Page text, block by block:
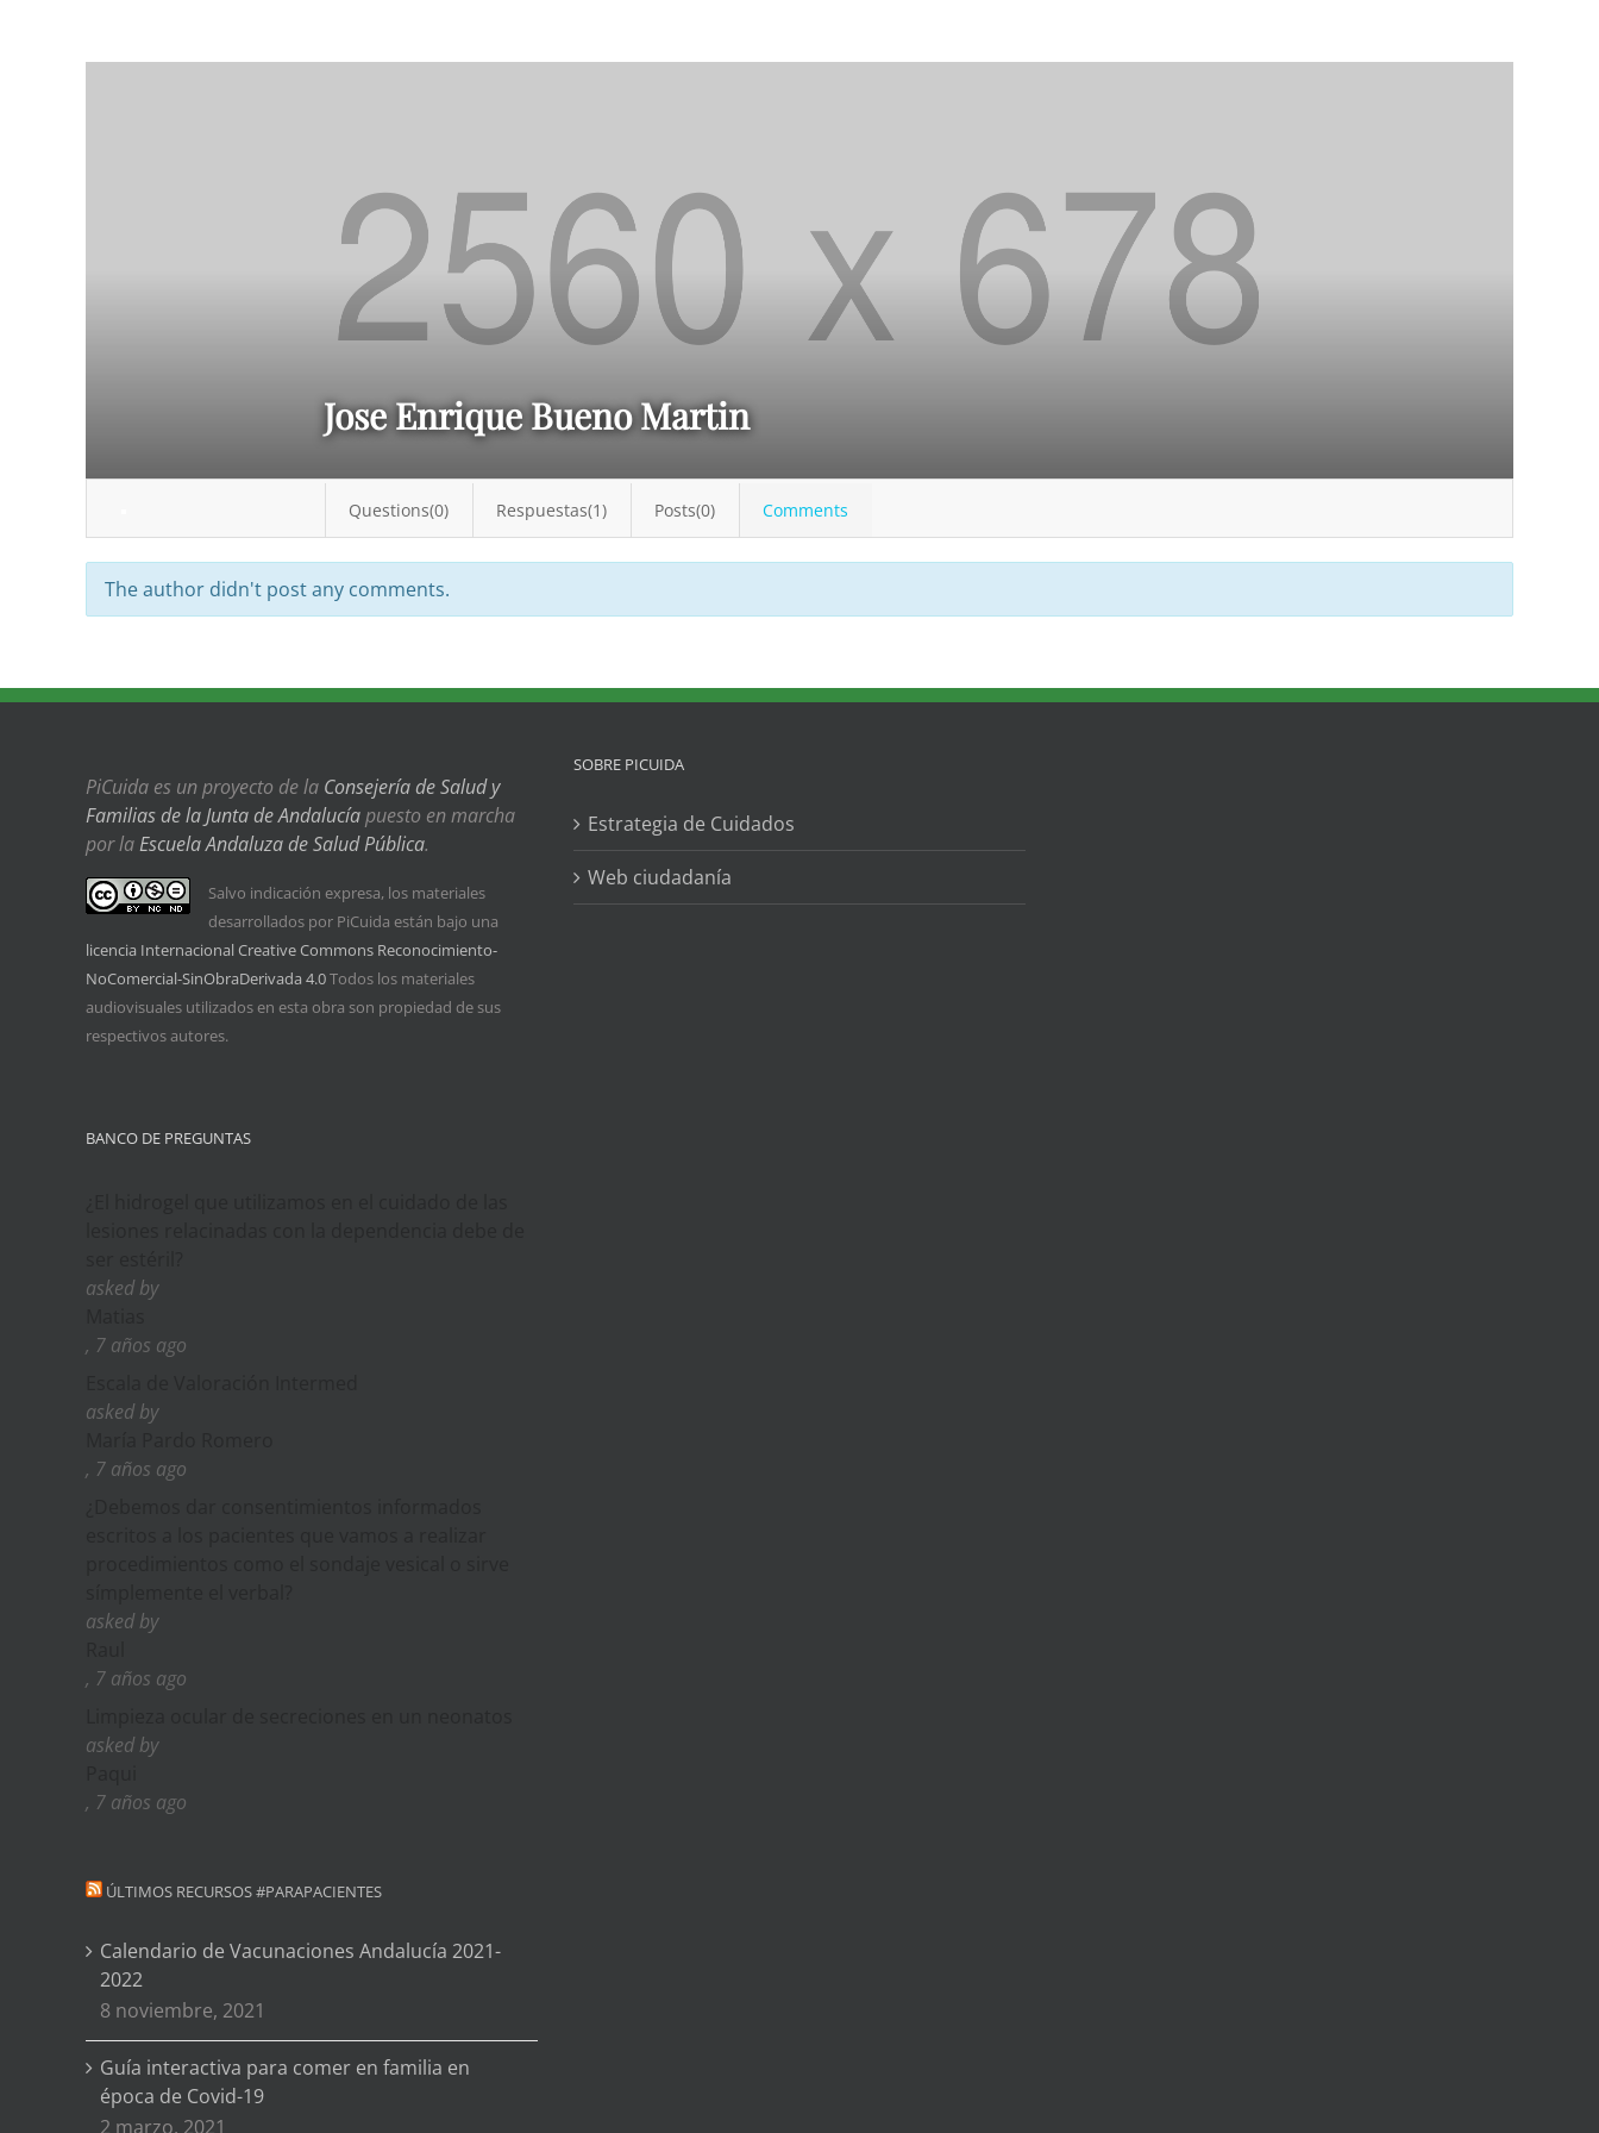
Jose Enrique Bueno Martin
Questions(0) Respuestas(1) Posts(0) Comments
The author didn't post any comments.
PiCuida es un proyecto de la Consejería de Salud y
Familias de la Junta de Andalucíapuesto en marcha
por laEscuela Andaluza de Salud Pública.
Salvo indicación expresa, los materiales
desarrollados por PiCuida están bajo una
licencia Internacional Creative Commons Reconocimiento-
NoComercial-SinObraDerivada 4.0Todos los materiales
audiovisuales utilizados en esta obra son propiedad de sus
respectivos autores.
BANCO DE PREGUNTAS
asked by
, 7 años ago
asked by
, 7 años ago
asked by
, 7 años ago
asked by
, 7 años ago
ÚLTIMOS RECURSOS #PARAPACIENTES
Calendario de Vacunaciones Andalucía 2021-
2022
8 noviembre, 2021
Guía interactiva para comer en familia en
época de Covid-19
2 marzo, 2021
SOBRE PICUIDA
Estrategia de Cuidados
Web ciudadanía